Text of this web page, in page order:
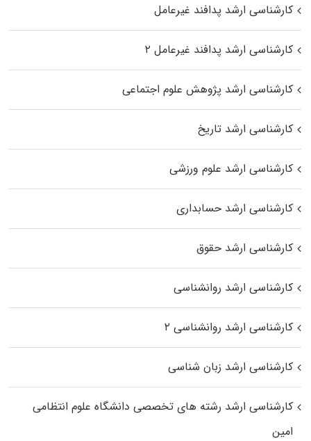
کارشناسی ارشد پدافند غیرعامل
کارشناسی ارشد پدافند غیرعامل ۲
کارشناسی ارشد پژوهش علوم اجتماعی
کارشناسی ارشد تاریخ
کارشناسی ارشد علوم ورزشی
کارشناسی ارشد حسابداری
کارشناسی ارشد حقوق
کارشناسی ارشد روانشناسی
کارشناسی ارشد روانشناسی ۲
کارشناسی ارشد زبان شناسی
کارشناسی ارشد رﺷﺘﻪ ﻫﺎی تخصصی داﻧﺸﮕﺎه ﻋﻠﻮم انتظامی
اﻣﻴﻦ